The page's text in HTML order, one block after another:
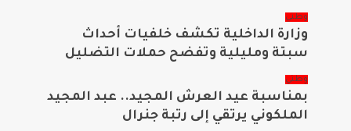
وطني
وزارة الداخلية تكشف خلفيات أحداث
سبتة ومليلية وتفضح حملات التضليل
وطني
بمناسبة عيد العرش المجيد.. عبد المجيد
الملكوني يرتقي إلى رتبة جنرال